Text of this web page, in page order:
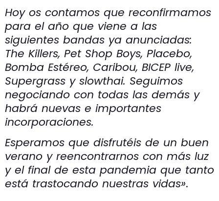
Hoy os contamos que reconfirmamos
para el año que viene a las
siguientes bandas ya anunciadas:
The Killers, Pet Shop Boys, Placebo,
Bomba Estéreo, Caribou, BICEP live,
Supergrass y slowthai. Seguimos
negociando con todas las demás y
habrá nuevas e importantes
incorporaciones.
Esperamos que disfrutéis de un buen
verano y reencontrarnos con más luz
y el final de esta pandemia que tanto
está trastocando nuestras vidas».